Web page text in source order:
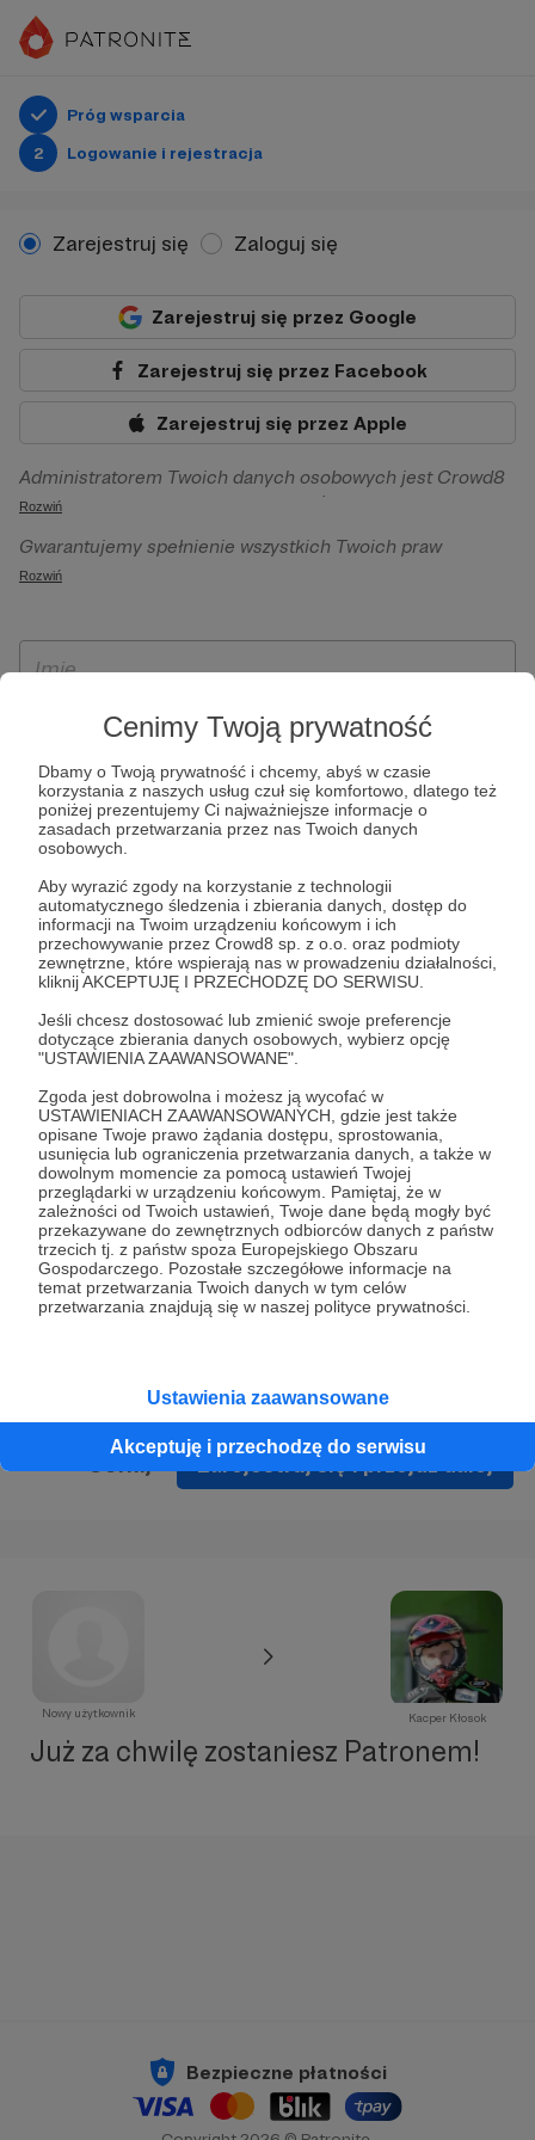
Cenimy Twoją prywatność
Dbamy o Twoją prywatność i chcemy, abyś w czasie
korzystania z naszych usług czuł się komfortowo, dlatego też
poniżej prezentujemy Ci najważniejsze informacje o
zasadach przetwarzania przez nas Twoich danych
osobowych.
Aby wyrazić zgody na korzystanie z technologii
automatycznego śledzenia i zbierania danych, dostęp do
informacji na Twoim urządzeniu końcowym i ich
przechowywanie przez Crowd8 sp. z o.o. oraz podmioty
zewnętrzne, które wspierają nas w prowadzeniu działalności,
kliknij AKCEPTUJĘ I PRZECHODZĘ DO SERWISU.
Jeśli chcesz dostosować lub zmienić swoje preferencje
dotyczące zbierania danych osobowych, wybierz opcję
"USTAWIENIA ZAAWANSOWANE".
Zgoda jest dobrowolna i możesz ją wycofać w
USTAWIENIACH ZAAWANSOWANYCH, gdzie jest także
opisane Twoje prawo żądania dostępu, sprostowania,
usunięcia lub ograniczenia przetwarzania danych, a także w
dowolnym momencie za pomocą ustawień Twojej
przeglądarki w urządzeniu końcowym. Pamiętaj, że w
zależności od Twoich ustawień, Twoje dane będą mogły być
przekazywane do zewnętrznych odbiorców danych z państw
trzecich tj. z państw spoza Europejskiego Obszaru
Gospodarczego. Pozostałe szczegółowe informacje na
temat przetwarzania Twoich danych w tym celów
przetwarzania znajdują się w naszej polityce prywatności.
Ustawienia zaawansowane
Akceptuję i przechodzę do serwisu
Próg wsparcia
2
Logowanie i rejestracja
Zarejestruj się Zaloguj się
Zarejestruj się przez Google
Zarejestruj się przez Facebook
Zarejestruj się przez Apple
Administratorem Twoich danych osobowych jest Crowd8
sp. z o.o. z siedziba w Warszawie, ul. Żwirki i Wigury 16, 02-
092 Warszawa. Twoje dane osobowe będą przetwarzane w
szczególności w celu wykonania umowy zawartej z Tobą, w
Patronite.pl, w tym możliwości dokonywania oraz
otrzymywania wsparcia na naszej platformie oraz
Rozwiń
Gwarantujemy spełnienie wszystkich Twoich praw
wynikających z ogólnego rozporządzenia o ochronie
ich przenoszenia, niepodlegania zautomatyzowanemu
wyrażenia sprzeciwu wobec przetwarzania Twoich danych
osobowych. Rejestracja dla osób niepełnoletnich możliwa
jest po przekazaniu podpisanego formularza "Zgodna na
założenie konta przez osobę niepełnoletnią", formularz
dostępny jest na stronie regulaminu Patronite.pl.
Rozwiń
* Zapoznałem się i akceptujęRegulaminserwisu oraz
* Wyrażam zgodę na przetwarzanie moich danych
osobowych podanych w formularzu rejestracyjnym w celu
prawidłowego świadczenia usług serwisu Patronite.
Wyrażam zgodę na otrzymywanie drogą elektroniczną
informacji handlowych - newslettera. Opcja ta może zostać
zmieniona w ustawieniach konta.
Zarejestruj się i przejdź dalej
Nowy użytkownik Kacper Kłosok
Już za chwilę zostaniesz Patronem!
Bezpieczne płatności